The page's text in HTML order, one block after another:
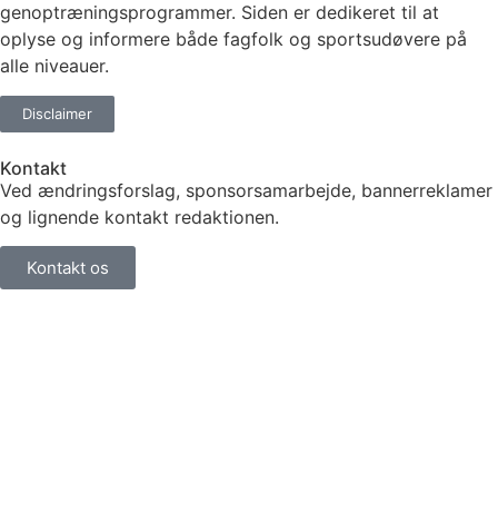
genoptræningsprogrammer. Siden er dedikeret til at
oplyse og informere både fagfolk og sportsudøvere på
alle niveauer.
Disclaimer
Kontakt
Ved ændringsforslag, sponsorsamarbejde, bannerreklamer
og lignende kontakt redaktionen.
Kontakt os